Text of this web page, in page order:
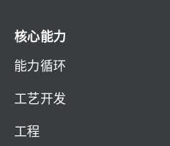
核心能力
能力循环
工艺开发
工程